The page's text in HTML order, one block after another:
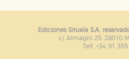
Ediciones Siruela S.A.
c/ Almagro 25. 28010
Telf. +34 91